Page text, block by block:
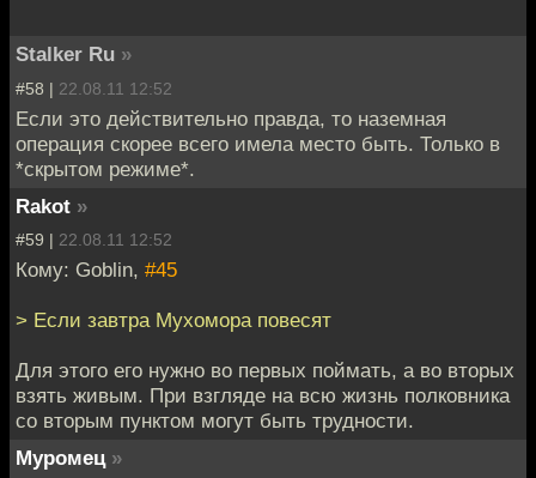
Stalker Ru »
#58 | 22.08.11 12:52
Если это действительно правда, то наземная
операция скорее всего имела место быть. Только в
*скрытом режиме*.
Rakot »
#59 | 22.08.11 12:52
Кому: Goblin, #45
> Если завтра Мухомора повесят
Для этого его нужно во первых поймать, а во вторых
взять живым. При взгляде на всю жизнь полковника
со вторым пунктом могут быть трудности.
Муромец »